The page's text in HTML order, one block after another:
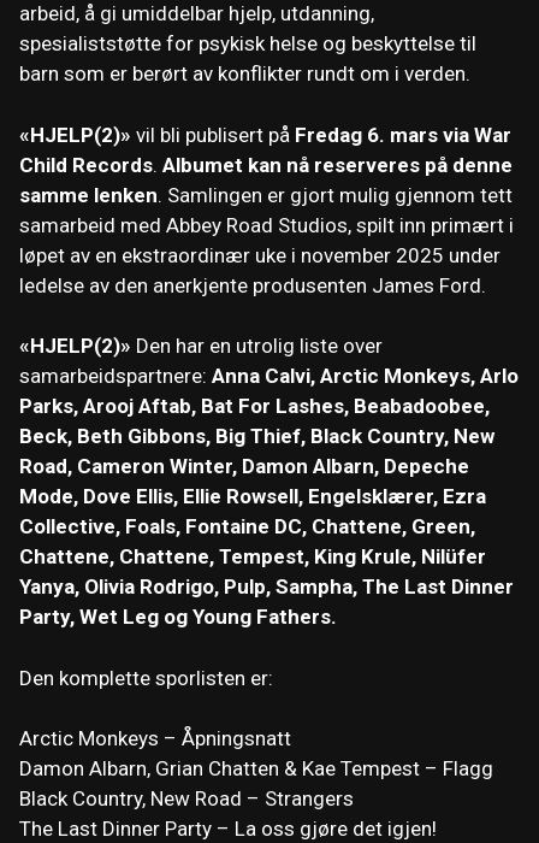
arbeid, å gi umiddelbar hjelp, utdanning,
spesialiststøtte for psykisk helse og beskyttelse til
barn som er berørt av konflikter rundt om i verden.
«HJELP(2)» vil bli publisert på Fredag ​​6. mars via War
Child Records. Albumet kan nå reserveres på denne
samme lenken. Samlingen er gjort mulig gjennom tett
samarbeid med Abbey Road Studios, spilt inn primært i
løpet av en ekstraordinær uke i november 2025 under
ledelse av den anerkjente produsenten James Ford.
«HJELP(2)» Den har en utrolig liste over
samarbeidspartnere: Anna Calvi, Arctic Monkeys, Arlo
Parks, Arooj Aftab, Bat For Lashes, Beabadoobee,
Beck, Beth Gibbons, Big Thief, Black Country, New
Road, Cameron Winter, Damon Albarn, Depeche
Mode, Dove Ellis, Ellie Rowsell, Engelsklærer, Ezra
Collective, Foals, Fontaine DC, Chattene, Green,
Chattene, Chattene, Tempest, King Krule, Nilüfer
Yanya, Olivia Rodrigo, Pulp, Sampha, The Last Dinner
Party, Wet Leg og Young Fathers.
Den komplette sporlisten er:
Arctic Monkeys – Åpningsnatt
Damon Albarn, Grian Chatten & Kae Tempest – Flagg
Black Country, New Road – Strangers
The Last Dinner Party – La oss gjøre det igjen!